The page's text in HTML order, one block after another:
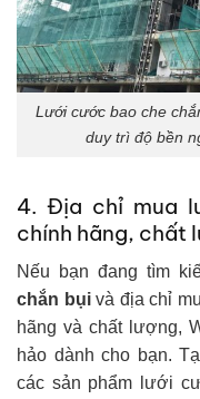
Lưới cước bao che
duy trì độ bền
4. Địa chỉ mua
chính hãng, chất
Nếu bạn đang tìm
chắn bụivà địa chỉ
hãng và chất lượng,
hảo dành cho bạn.
các sản phẩm lưới